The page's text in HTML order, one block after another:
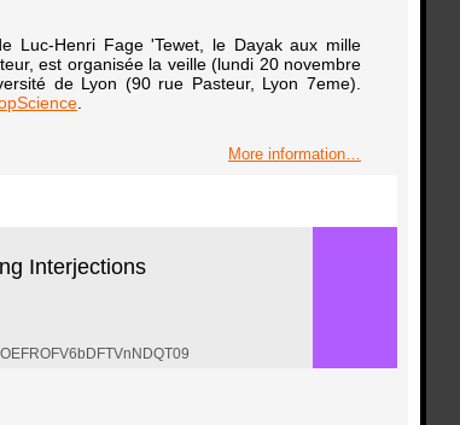
Luc-Henri Fage 'Tewet, le Dayak aux mille
est organisée la veille (lundi 20 novembre
de Lyon (90 rue Pasteur, Lyon 7eme).
More information…
Interjections